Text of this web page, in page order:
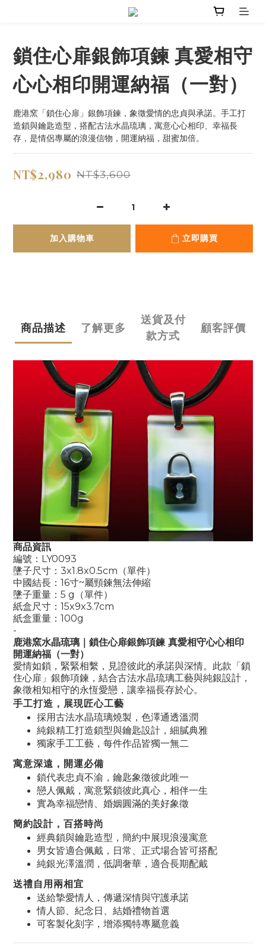
鎖住心扉銀飾項鍊 真愛相守
心心相印開運納福（一對）
鹿港窯「鎖住心扉」銀飾項鍊，象徵愛情的忠貞與承諾。手工打
造鎖與鑰匙造型，搭配古法水晶琉璃，寓意心心相印、幸福長
存，是情侶專屬的浪漫信物，開運納福，甜蜜加倍。
NT$2,980 NT$3,600
加入購物車 立即購買
商品描述 了解更多
送貨及付
款方式
顧客評價
商品資訊
編號：LY0093
墬子尺寸：3x1.8x0.5cm（單件）
中國結長：16寸~屬頸鍊無法伸縮
墬子重量：5 g
（單件）
紙盒尺寸：15x9x3.7cm
紙盒重量：100g
-
鹿港窯水晶琉璃｜鎖住心扉銀飾項鍊 真愛相守心心相印
開運納福（一對）
愛情如鎖，緊緊相繫，見證彼此的承諾與深情。此款「鎖
住心扉」銀飾項鍊，結合古法水晶琉璃工藝與純銀設計，
象徵相知相守的永恆愛戀，讓幸福長存於心。
手工打造，展現匠心工藝
採用古法水晶琉璃燒製，色澤通透溫潤
純銀精工打造鎖型與鑰匙設計，細膩典雅
獨家手工工藝，每件作品皆獨一無二
寓意深遠，開運必備
鎖代表忠貞不渝，鑰匙象徵彼此唯一
戀人佩戴，寓意緊鎖彼此真心，相伴一生
實為幸福戀情、婚姻圓滿的美好象徵
簡約設計，百搭時尚
經典鎖與鑰匙造型，簡約中展現浪漫寓意
男女皆適合佩戴，日常、正式場合皆可搭配
純銀光澤溫潤，低調奢華，適合長期配戴
送禮自用兩相宜
送給摯愛情人，傳遞深情與守護承諾
情人節、紀念日、結婚禮物首選
可客製化刻字，增添獨特專屬意義